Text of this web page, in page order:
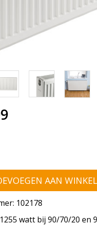
AAN
102178
watt bij 90/70/20 en